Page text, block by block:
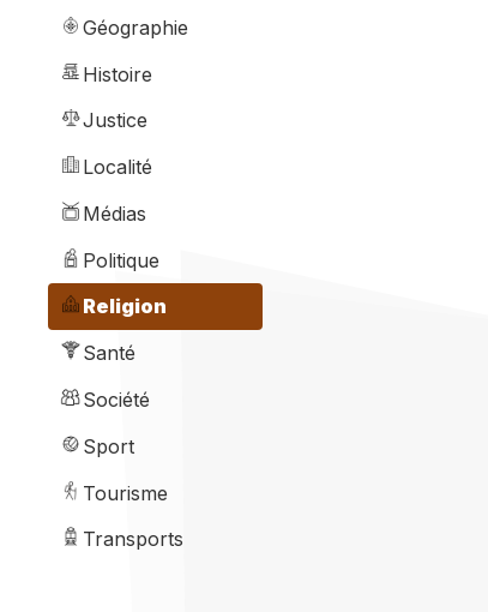
Géographie
Histoire
Justice
Localité
Médias
Politique
Religion
Santé
Société
Sport
Tourisme
Transports